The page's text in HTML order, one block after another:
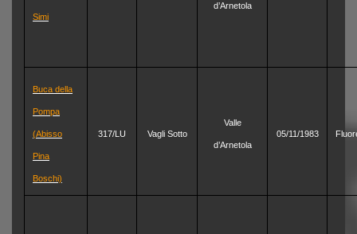
Simi
d’Arnetola
Buca della
Pompa
(Abisso
Pina
Boschi)
317/LU Vagli Sotto
Valle
d’Arnetola
05/11/1983